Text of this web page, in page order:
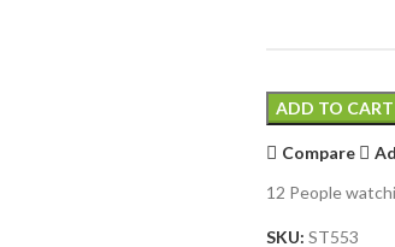
ADD TO CART
Compare
12 People
SKU: ST553